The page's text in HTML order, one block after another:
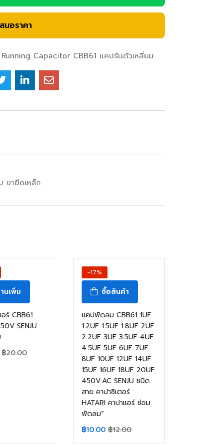
นอราคา
Running Capacitor CBB61 แคปรันตัวเหลี่ยม
ขายึดเหล็ก
นเพิ่ม
ร์ CBB61
SENJU
฿20.00
-17%
ซื้อสินค้า
แคปพัดลม CBB61 1UF
1.2UF 1.5UF 1.8UF 2UF
2.2UF 3UF 3.5UF 4UF
4.5UF 5UF 6UF 7UF
8UF 10UF 12UF 14UF
15UF 16UF 18UF 20UF
450V.AC SENJU ชนิด
สาย คาปาซิเตอร์
HATARI คาปาแอร์ ซ่อม
พัดลม”
฿10.00 ฿12.00